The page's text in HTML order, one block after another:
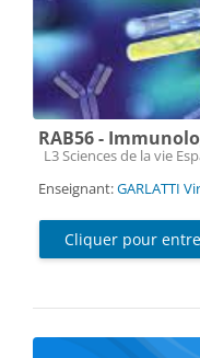
RAB56 -
Catégorie de cours
L3 Sciences de la vie
Enseignant:GARLATTI
Cliquer pour